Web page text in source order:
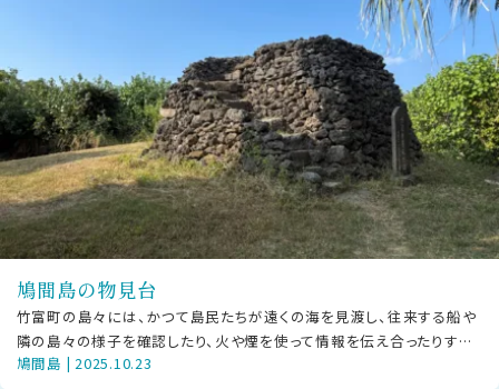
鳩間島の物見台
竹富町の島々には、かつて島民たちが遠くの海を見渡し、往来する船や
隣の島々の様子を確認したり、火や煙を使って情報を伝え合ったりする
ために設けられた「物見台（ものみ
鳩間島 | 2025.10.23